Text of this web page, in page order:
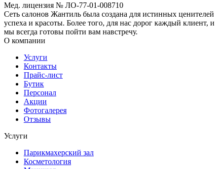
Мед. лицензия № ЛО-77-01-008710
Сеть салонов Жантиль была создана для истинных ценителей
успеха и красоты. Более того, для нас дорог каждый клиент, и
мы всегда готовы пойти вам навстречу.
О компании
Услуги
Контакты
Прайс-лист
Бутик
Персонал
Акции
Фотогалерея
Отзывы
Услуги
Парикмахерский зал
Косметология